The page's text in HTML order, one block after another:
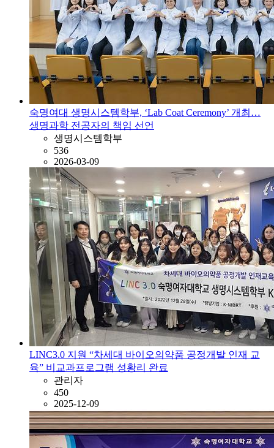
숙명여대 생명시스템학부, ‘Lab Coat Ceremony’ 개최…
생명과학 전공자의 책임 선언
생명시스템학부
536
2026-03-09
LINC3.0 지원 “차세대 바이오의약품 공정개발 인재 교
육” 비교과프로그램 성황리 완료
관리자
450
2025-12-09